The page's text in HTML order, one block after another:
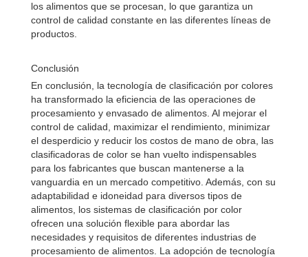
los alimentos que se procesan, lo que garantiza un
control de calidad constante en las diferentes líneas de
productos.
Conclusión
En conclusión, la tecnología de clasificación por colores
ha transformado la eficiencia de las operaciones de
procesamiento y envasado de alimentos. Al mejorar el
control de calidad, maximizar el rendimiento, minimizar
el desperdicio y reducir los costos de mano de obra, las
clasificadoras de color se han vuelto indispensables
para los fabricantes que buscan mantenerse a la
vanguardia en un mercado competitivo. Además, con su
adaptabilidad e idoneidad para diversos tipos de
alimentos, los sistemas de clasificación por color
ofrecen una solución flexible para abordar las
necesidades y requisitos de diferentes industrias de
procesamiento de alimentos. La adopción de tecnología